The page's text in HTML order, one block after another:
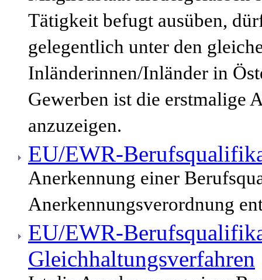
Tätigkeit befugt ausüben,
gelegentlich unter den
Inländerinnen/Inländer in
Gewerben ist die erstmalige
anzuzeigen.
EU/EWR-
Anerkennung einer
Anerkennungsverordnung
EU/EWR-
Gleichhaltungsverfahren